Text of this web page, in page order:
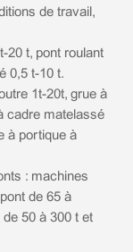
de travail,
20 t, pont roulant
0,5 t-10 t.
1t-20t, grue à
cadre matelassé
à portique à
: machines
de 65 à
50 à 300 t et